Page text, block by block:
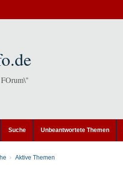
Suche Unbeantwortete Themen
Aktive Themen